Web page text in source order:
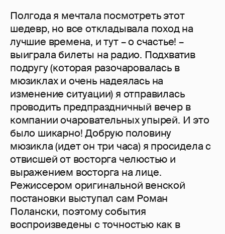
Полгода я мечтала посмотреть этот
шедевр, но все откладывала поход на
лучшие времена, и тут – о счастье! –
выиграла билеты на радио. Подхватив
подругу (которая разочаровалась в
мюзиклах и очень надеялась на
изменение ситуации) я отправилась
проводить предпраздничный вечер в
компании очаровательных упырей. И это
было шикарно! Добрую половину
мюзикла (идет он три часа) я просидела с
отвисшей от восторга челюстью и
выражением восторга на лице.
Режиссером оригинальной венской
постановки выступал сам Роман
Полански, поэтому события
воспроизведены с точностью как в